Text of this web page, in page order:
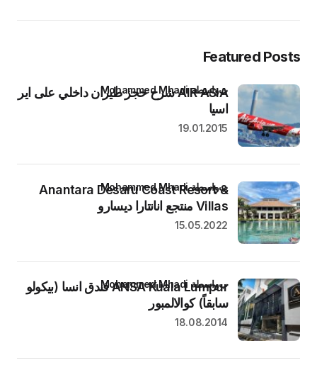
Featured Posts
AIR ASIA شرح حجز طيران داخلي على اير
اسيا
بواسطة Mohammed Mhadi
19.01.2015
Anantara Desaru Coast Resort &
Villas منتجع انانتارا ديسارو
بواسطة Mohammed Mhadi
15.05.2022
ANSA Kuala Lumpur فندق انسا (بيكولو
سابقاً) كوالالمبور
بواسطة Mohammed Mhadi
18.08.2014